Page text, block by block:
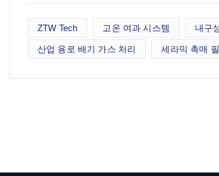
ZTW Tech 고온 여과 시스템 내구
산업 용로 배기 가스 처리 세라믹 촉매